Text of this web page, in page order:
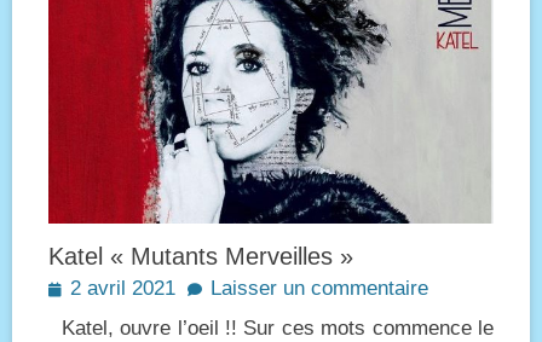
Katel « Mutants Merveilles »
Posted
2 avril 2021
Laisser un commentaire
Katel, ouvre l’oeil !! Sur ces mots commence le